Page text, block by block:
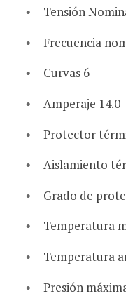
Tensión
Frecuencia
Curvas 6
Amperaje 14.0
Protector
Aislamiento
Grado de
Temperatura
Temperatura
Presión